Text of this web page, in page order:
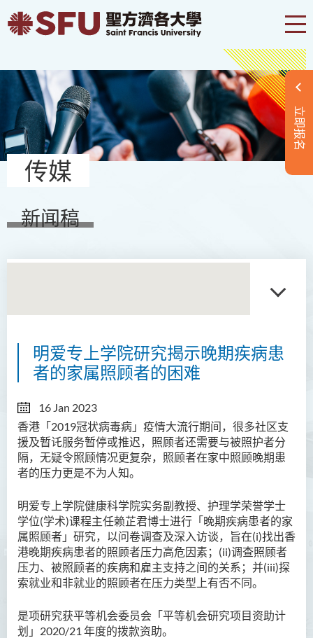
立即报名
传媒
新闻稿
明爱专上学院研究揭示晚期疾病患
者的家属照顾者的困难
16 Jan 2023
香港「2019冠状病毒病」疫情大流行期间，很多社区支
援及暂讬服务暂停或推迟，照顾者还需要与被照护者分
隔，无疑令照顾情况更复杂，照顾者在家中照顾晚期患
者的压力更是不为人知。
明爱专上学院健康科学院实务副教授、护理学荣誉学士
学位(学术)课程主任赖芷君博士进行 「晚期疾病患者的家
属照顾者 」 研究，以问卷调查及深入访谈，旨在(i)找出香
港晚期疾病患者的照顾者压力高危因素； (ii)调查照顾者
压力、被照顾者的疾病和雇主支持之间的关系；并(iii)探
索就业和非就业的照顾者在压力类型上有否不同。
是项研究获平等机会委员会「平等机会研究项目资助计
划」 2020/21 年度的拨款资助。